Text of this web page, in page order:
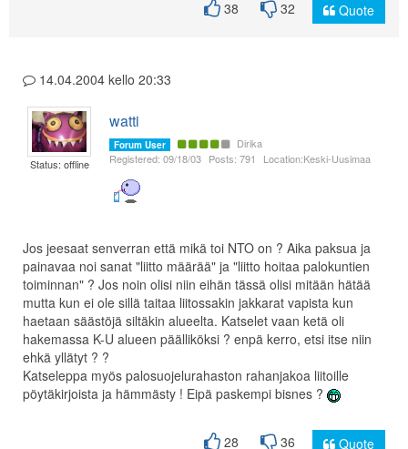
38 32 Quote
14.04.2004 kello 20:33
Status: offline
watti
Forum User
Dirika
Registered: 09/18/03 Posts: 791 Location:Keski-Uusimaa
Jos jeesaat senverran että mikä toi NTO on ? Aika paksua ja
painavaa noi sanat "liitto määrää" ja "liitto hoitaa palokuntien
toiminnan" ? Jos noin olisi niin eihän tässä olisi mitään hätää
mutta kun ei ole sillä taitaa liitossakin jakkarat vapista kun
haetaan säästöjä siltäkin alueelta. Katselet vaan ketä oli
hakemassa K-U alueen päälliköksi ? enpä kerro, etsi itse niin
ehkä yllätyt ? ?
Katseleppa myös palosuojelurahaston rahanjakoa liitoille
pöytäkirjoista ja hämmästy ! Eipä paskempi bisnes ?
28 36 Quote